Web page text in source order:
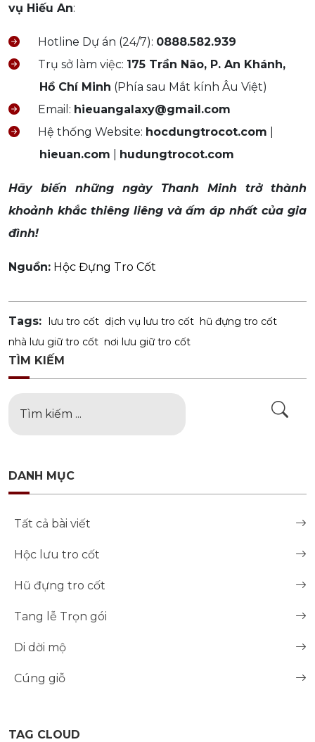
vụ Hiếu An:
Hotline Dự án (24/7): 0888.582.939
Trụ sở làm việc: 175 Trần Não, P. An Khánh,
Hồ Chí Minh (Phía sau Mắt kính Âu Việt)
Email: hieuangalaxy@gmail.com
Hệ thống Website: hocdungtrocot.com
hieuan.com
hudungtrocot.com
Hãy biến những ngày Thanh Minh trở thành
khoảnh khắc thiêng liêng và ấm áp nhất của gia
đình!
Nguồn: Hộc Đựng Tro Cốt
Tags: lưu tro cốt dịch vụ lưu tro cốt hũ đựng tro cốt
nhà lưu giữ tro cốt nơi lưu giữ tro cốt
TÌM KIẾM
DANH MỤC
Tất cả bài viết
Hộc lưu tro cốt
Hũ đựng tro cốt
Tang lễ Trọn gói
Di dời mộ
Cúng giỗ
TAG CLOUD